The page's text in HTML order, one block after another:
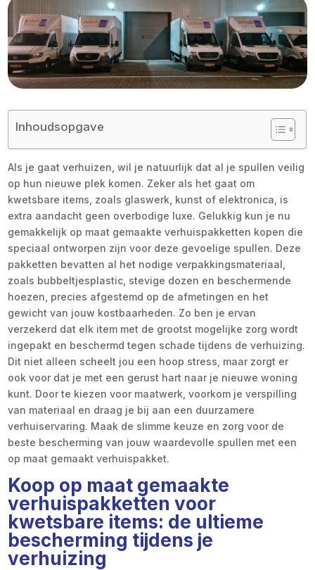
Inhoudsopgave
Als je gaat verhuizen, wil je natuurlijk dat al je spullen veilig
op hun nieuwe plek komen. Zeker als het gaat om
kwetsbare items, zoals glaswerk, kunst of elektronica, is
extra aandacht geen overbodige luxe. Gelukkig kun je nu
gemakkelijk op maat gemaakte verhuispakketten kopen die
speciaal ontworpen zijn voor deze gevoelige spullen. Deze
pakketten bevatten al het nodige verpakkingsmateriaal,
zoals bubbeltjesplastic, stevige dozen en beschermende
hoezen, precies afgestemd op de afmetingen en het
gewicht van jouw kostbaarheden. Zo ben je ervan
verzekerd dat elk item met de grootst mogelijke zorg wordt
ingepakt en beschermd tegen schade tijdens de verhuizing.
Dit niet alleen scheelt jou een hoop stress, maar zorgt er
ook voor dat je met een gerust hart naar je nieuwe woning
kunt. Door te kiezen voor maatwerk, voorkom je verspilling
van materiaal en draag je bij aan een duurzamere
verhuiservaring. Maak de slimme keuze en zorg voor de
beste bescherming van jouw waardevolle spullen met een
op maat gemaakt verhuispakket.
Koop op maat gemaakte
verhuispakketten voor
kwetsbare items: de ultieme
bescherming tijdens je
verhuizing